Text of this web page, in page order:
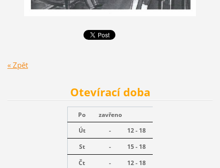
« Zpět
Otevírací doba
Po
zavřeno
Út
-
12 - 18
St
-
15 - 18
Čt
-
12 - 18